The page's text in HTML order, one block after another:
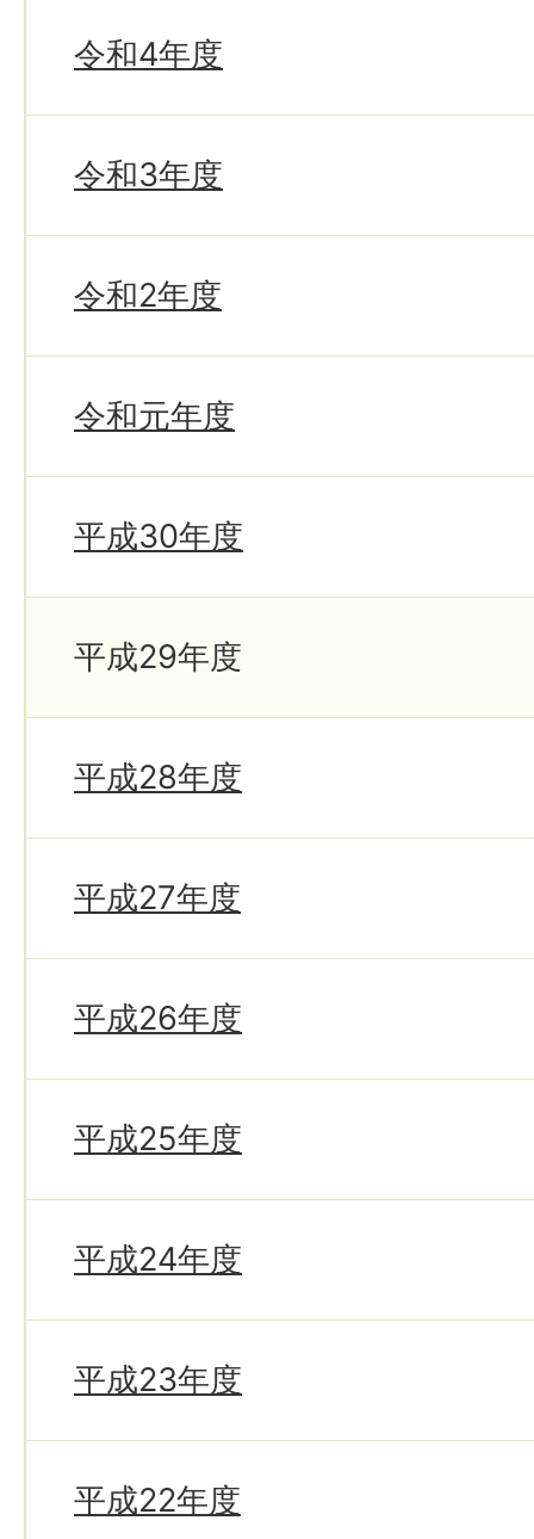
令和4年度
令和3年度
令和2年度
令和元年度
平成30年度
平成29年度
平成28年度
平成27年度
平成26年度
平成25年度
平成24年度
平成23年度
平成22年度